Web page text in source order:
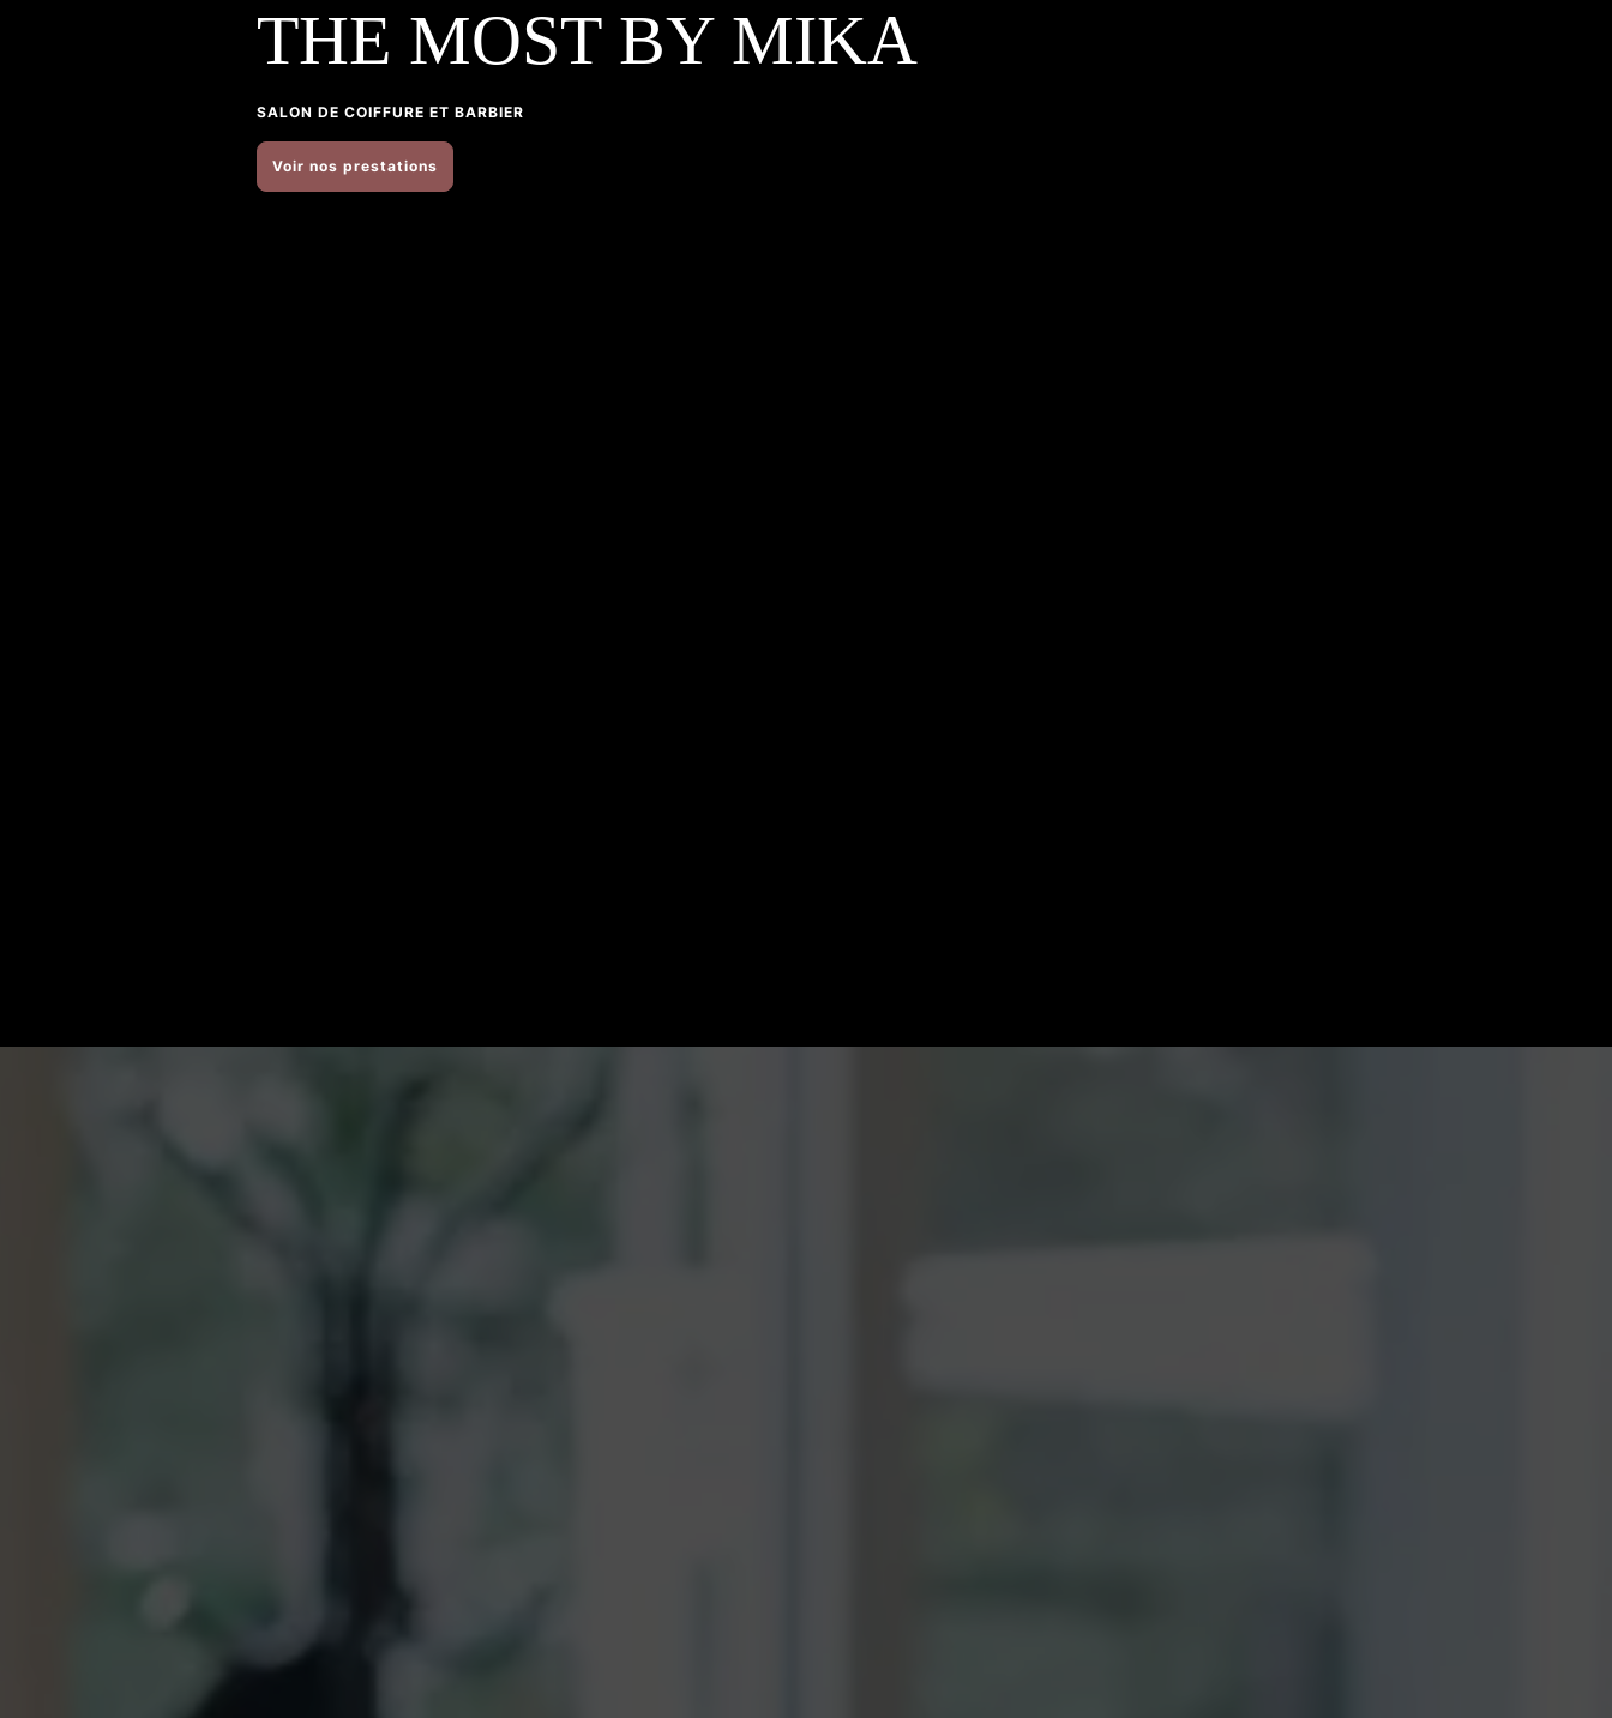
THE MOST BY MIKA
SALON DE COIFFURE ET BARBIER
Voir nos prestations